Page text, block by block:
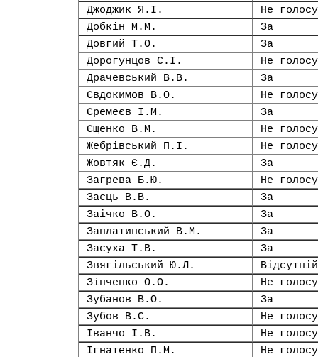
Джоджик Я.І.
Не
Добкін М.М.
За
Довгий Т.О.
За
Дорогунцов С.І.
Не
Драчевський В.В.
За
Євдокимов В.О.
Не
Єремеєв І.М.
За
Єщенко В.М.
Не
Жебрівський П.І.
Не
Жовтяк Є.Д.
За
Загрева Б.Ю.
Не
Заєць В.В.
За
Заічко В.О.
За
Заплатинський В.М.
За
Засуха Т.В.
За
Звягільський Ю.Л.
Відсутній
Зінченко О.О.
Не
Зубанов В.О.
За
Зубов В.С.
Не
Іванчо І.В.
Не
Ігнатенко П.М.
Не